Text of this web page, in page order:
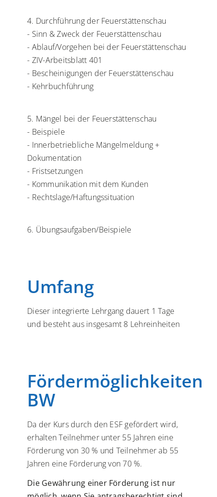
4. Durchführung der Feuerstättenschau
- Sinn & Zweck der Feuerstättenschau
- Ablauf/Vorgehen bei der Feuerstättenschau
- ZIV-Arbeitsblatt 401
- Bescheinigungen der Feuerstättenschau
- Kehrbuchführung
5. Mängel bei der Feuerstättenschau
- Beispiele
- Innerbetriebliche Mängelmeldung +
Dokumentation
- Fristsetzungen
- Kommunikation mit dem Kunden
- Rechtslage/Haftungssituation
6. Übungsaufgaben/Beispiele
Umfang
Dieser integrierte Lehrgang dauert 1 Tage
und besteht aus insgesamt 8 Lehreinheiten
Fördermöglichkeiten
BW
Da der Kurs durch den ESF gefördert wird,
erhalten Teilnehmer unter 55 Jahren eine
Förderung von 30 % und Teilnehmer ab 55
Jahren eine Förderung von 70 %.
Die Gewährung einer Förderung ist nur